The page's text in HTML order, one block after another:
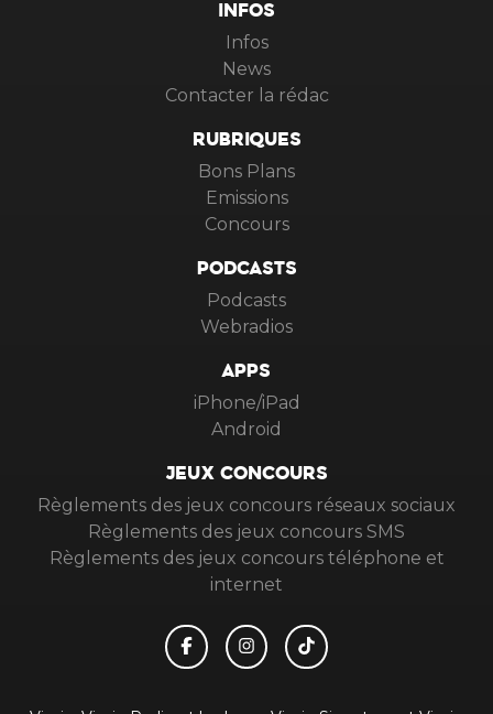
INFOS
Infos
News
Contacter la rédac
RUBRIQUES
Bons Plans
Emissions
Concours
PODCASTS
Podcasts
Webradios
APPS
iPhone/iPad
Android
JEUX CONCOURS
Règlements des jeux concours réseaux sociaux
Règlements des jeux concours SMS
Règlements des jeux concours téléphone et
internet